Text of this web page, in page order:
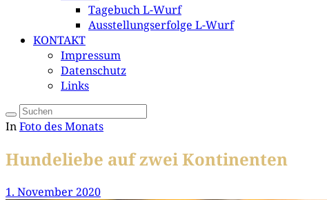
Tagebuch L-Wurf
Ausstellungserfolge L-Wurf
KONTAKT
Impressum
Datenschutz
Links
InFoto des Monats
Hundeliebe auf zwei Kontinenten
1. November 2020